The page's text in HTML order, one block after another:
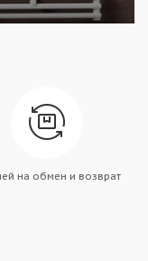
на обмен и возврат